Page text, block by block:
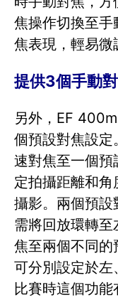
焦操作切換至
焦表現，輕易微
提供3個手動
另外，EF
個預設對焦設定
速對焦至一個預
定拍攝距離和
攝影。兩個預設
需將回放環轉
焦至兩個不同
可分別設定於
比賽時這個功